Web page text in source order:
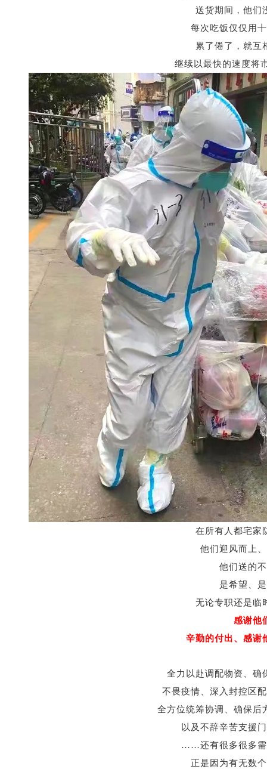
送货期间，他们
每次吃饭仅仅用
累了倦了，就互
继续以最快的速度将
在所有人都宅家
他们迎风而上
他们送的
是希望、
无论专职还是临
感谢他
辛勤的付出、感谢
全力以赴调配物资、确
不畏疫情、深入封控区
全方位统筹协调、确保后
以及不辞辛苦支援
……还有很多很多需
正是因为有无数